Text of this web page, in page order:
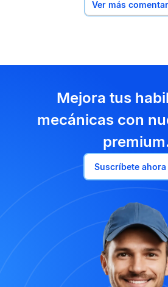
Ver más
Mejora tus
mecánicas con
Suscríbete ahora